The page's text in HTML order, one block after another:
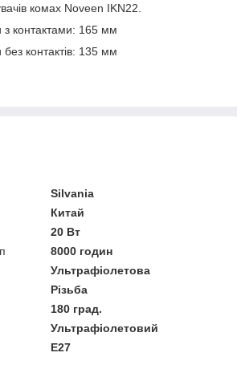
комах Noveen IKN22.
контактами: 165 мм
контактів: 135 мм
Silvania
Китай
20 Вт
8000 годин
Ультрафіолетова
Різьба
180 град.
Ультрафіолетовий
E27